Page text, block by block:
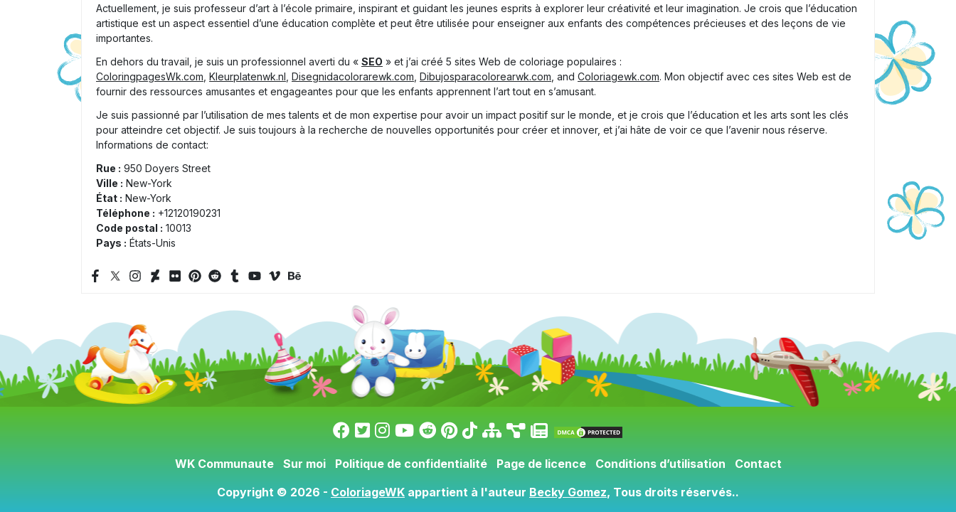
Actuellement, je suis professeur d’art à l’école primaire, inspirant et guidant les jeunes esprits à explorer leur créativité et leur imagination. Je crois que l’éducation
artistique est un aspect essentiel d’une éducation complète et peut être utilisée pour enseigner aux enfants des compétences précieuses et des leçons de vie
importantes.
En dehors du travail, je suis un professionnel averti du « SEO » et j’ai créé 5 sites Web de coloriage populaires :
ColoringpagesWk.com Kleurplatenwk.nl Disegnidacolorarewk.com Dibujosparacolorearwk.com , and Coloriagewk.com. Mon objectif avec ces sites Web est de
fournir des ressources amusantes et engageantes pour que les enfants apprennent l’art tout en s’amusant.
Je suis passionné par l’utilisation de mes talents et de mon expertise pour avoir un impact positif sur le monde, et je crois que l’éducation et les arts sont les clés
pour atteindre cet objectif. Je suis toujours à la recherche de nouvelles opportunités pour créer et innover, et j’ai hâte de voir ce que l’avenir nous réserve.
Informations de contact:
Rue : 950 Doyers Street
Ville : New-York
État : New-York
Téléphone : +12120190231
Code postal : 10013
Pays : États-Unis
WK Communaute Sur moi Politique de confidentialité Page de licence Conditions d’utilisation
Contact
Copyright © 2026 - ColoriageWK appartient à l'auteur Becky Gomez, Tous droits réservés..